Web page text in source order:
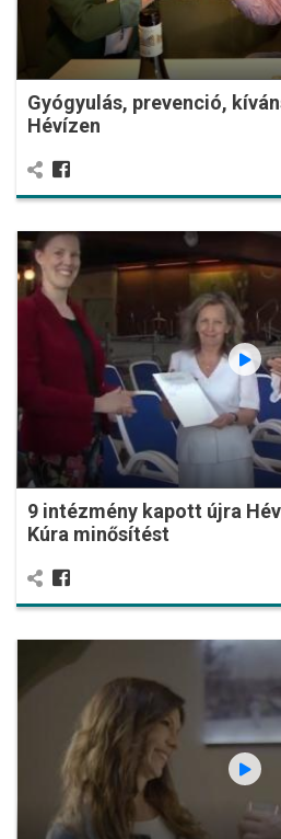
Gyógyulás, prevenció,
Hévízen
9 intézmény kapott újra
Kúra minősítést